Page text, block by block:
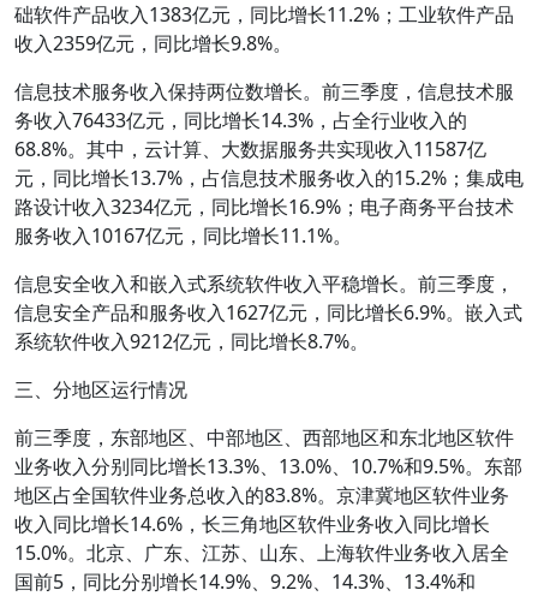
础软件产品收入1383亿元，同比增长11.2%；工业软件产品
收入2359亿元，同比增长9.8%。
信息技术服务收入保持两位数增长。前三季度，信息技术服
务收入76433亿元，同比增长14.3%，占全行业收入的
68.8%。其中，云计算、大数据服务共实现收入11587亿
元，同比增长13.7%，占信息技术服务收入的15.2%；集成电
路设计收入3234亿元，同比增长16.9%；电子商务平台技术
服务收入10167亿元，同比增长11.1%。
信息安全收入和嵌入式系统软件收入平稳增长。前三季度，
信息安全产品和服务收入1627亿元，同比增长6.9%。嵌入式
系统软件收入9212亿元，同比增长8.7%。
三、分地区运行情况
前三季度，东部地区、中部地区、西部地区和东北地区软件
业务收入分别同比增长13.3%、13.0%、10.7%和9.5%。东部
地区占全国软件业务总收入的83.8%。京津冀地区软件业务
收入同比增长14.6%，长三角地区软件业务收入同比增长
15.0%。北京、广东、江苏、山东、上海软件业务收入居全
国前5，同比分别增长14.9%、9.2%、14.3%、13.4%和